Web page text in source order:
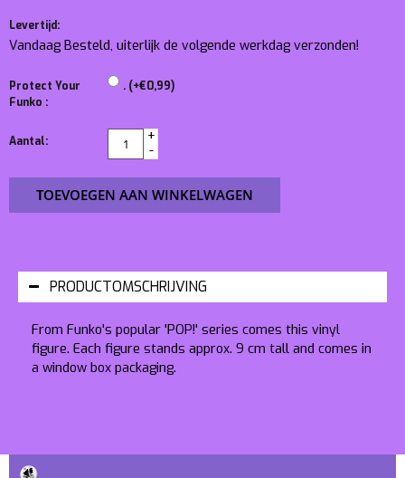
Levertijd:
Vandaag Besteld, uiterlijk de volgende werkdag verzonden!
Protect Your
Funko :
. (+€0,99)
Aantal:
+
-
TOEVOEGEN AAN WINKELWAGEN
PRODUCTOMSCHRIJVING
From Funko's popular 'POP!' series comes this vinyl
figure. Each figure stands approx. 9 cm tall and comes in
a window box packaging.